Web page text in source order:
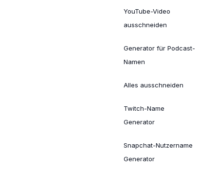
YouTube-Video
ausschneiden
Generator für Podcast-
Namen
Alles ausschneiden
Twitch-Name
Generator
Snapchat-Nutzername
Generator